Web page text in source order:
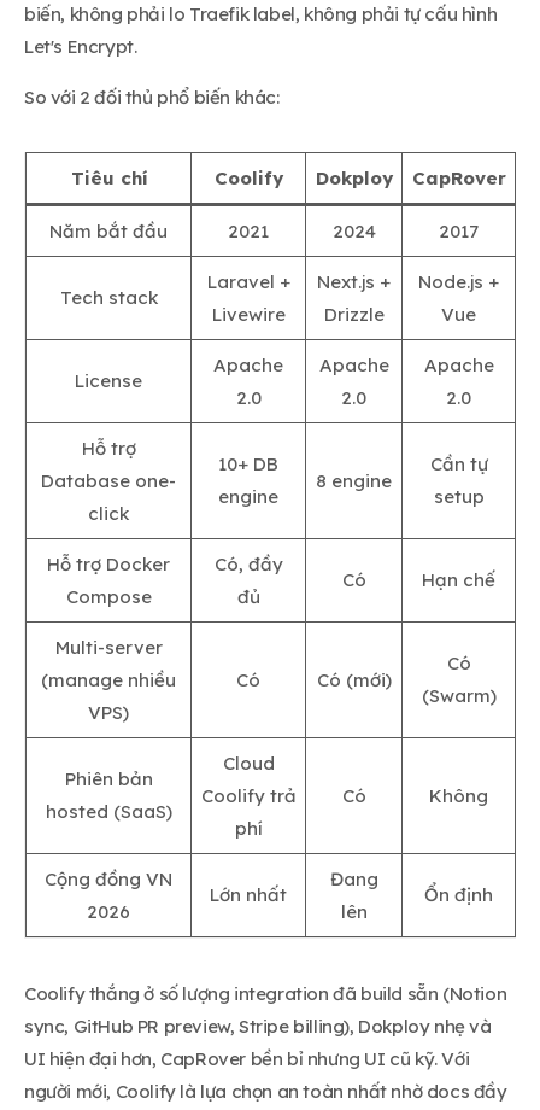
biến, không phải lo Traefik label, không phải tự cấu hình
Let's Encrypt.
So với 2 đối thủ phổ biến khác:
Tiêu chí Coolify Dokploy CapRover
Năm bắt đầu 2021 2024 2017
Tech stack
Laravel +
Livewire
Next.js +
Drizzle
Node.js +
Vue
License
Apache
2.0
Apache
2.0
Apache
2.0
Hỗ trợ
Database one-
click
10+ DB
engine
8 engine
Cần tự
setup
Hỗ trợ Docker
Compose
Có, đầy
đủ
Có Hạn chế
Multi-server
(manage nhiều
VPS)
Có Có (mới)
Có
(Swarm)
Phiên bản
hosted (SaaS)
Cloud
Coolify trả
phí
Có Không
Cộng đồng VN
2026
Lớn nhất
Đang
lên
Ổn định
Coolify thắng ở số lượng integration đã build sẵn (Notion
sync, GitHub PR preview, Stripe billing), Dokploy nhẹ và
UI hiện đại hơn, CapRover bền bỉ nhưng UI cũ kỹ. Với
người mới, Coolify là lựa chọn an toàn nhất nhờ docs đầy